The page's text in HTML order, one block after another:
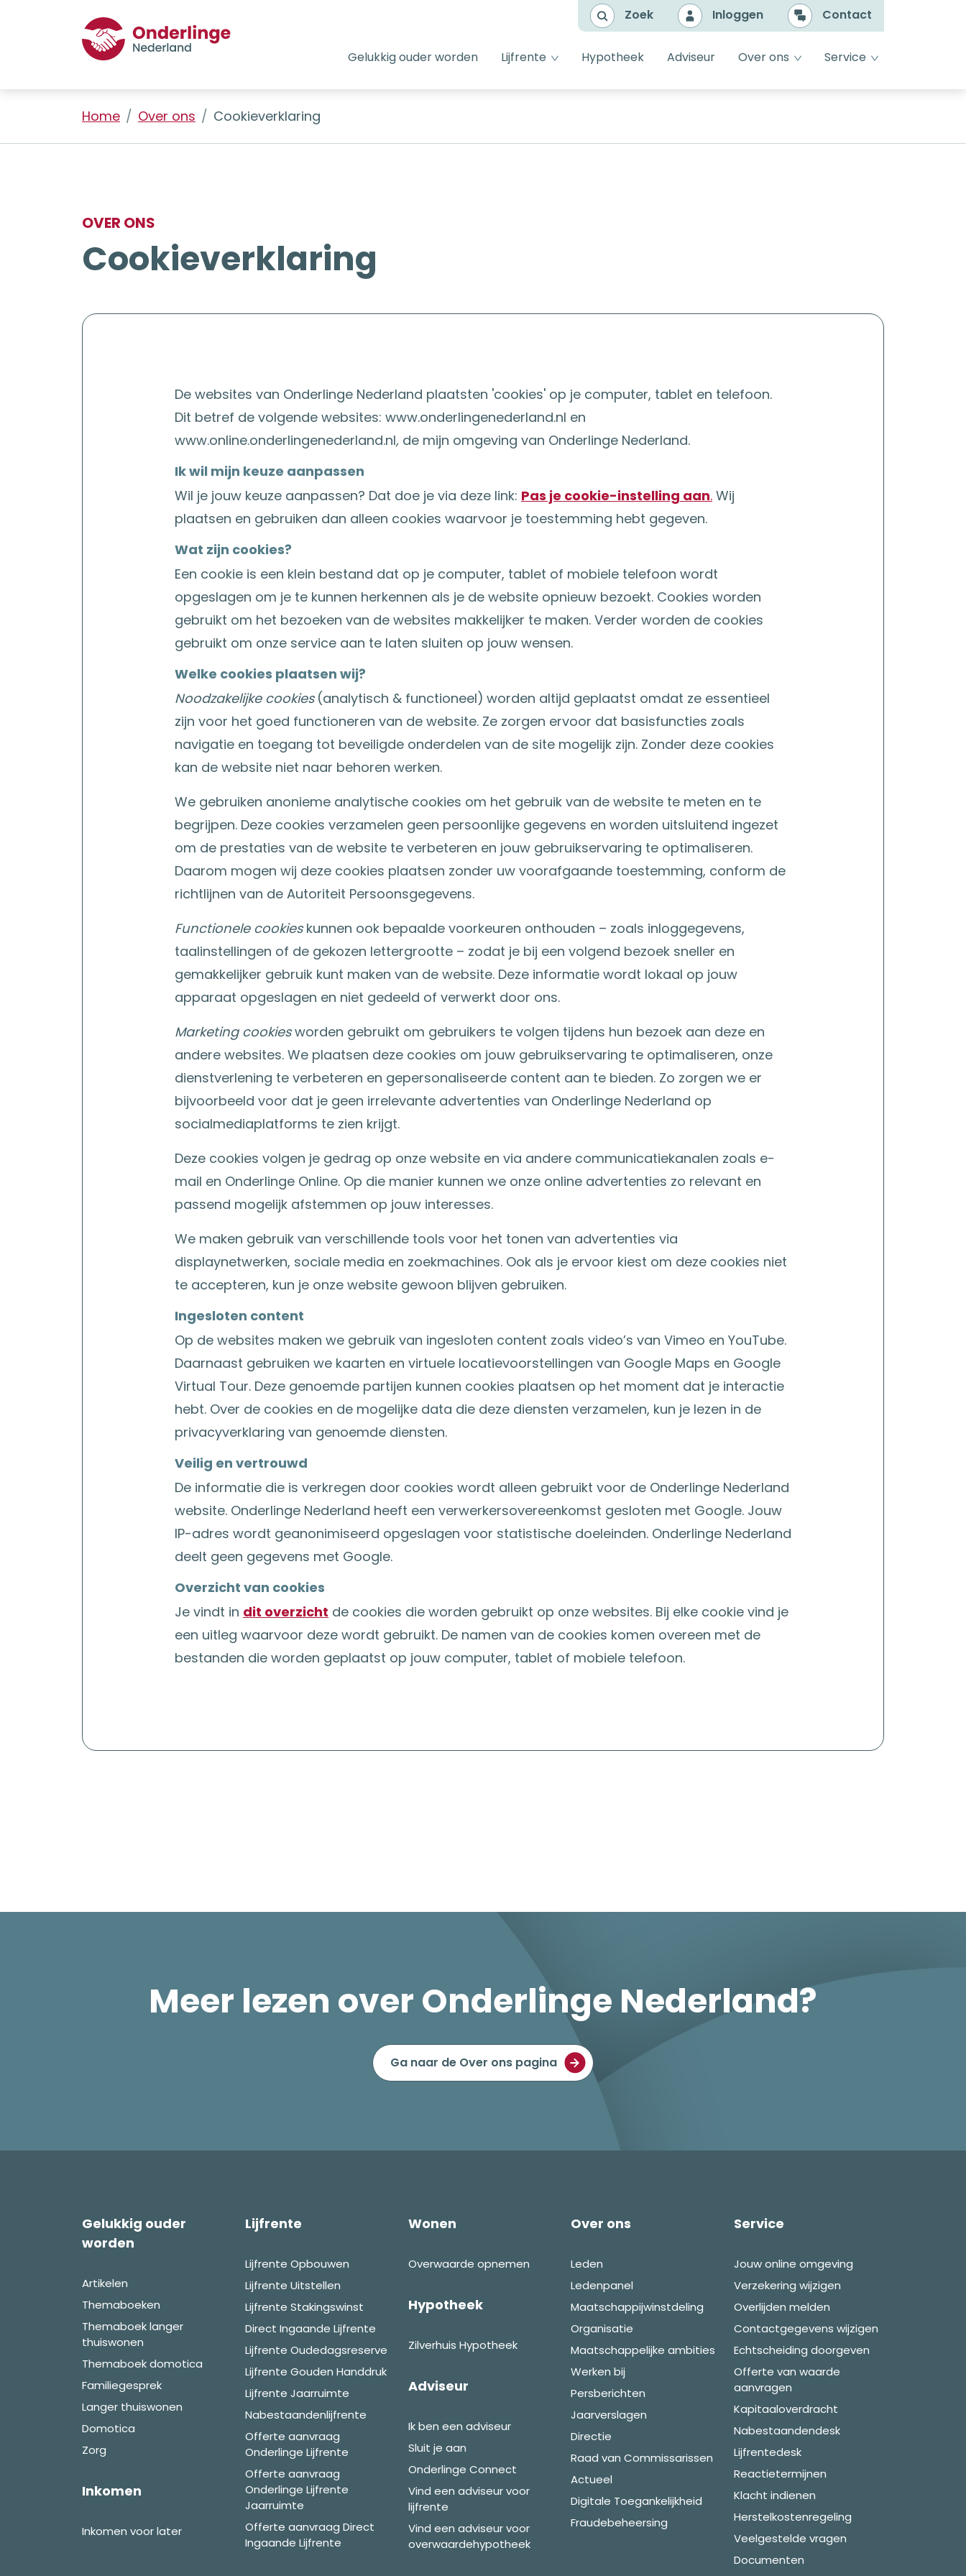
Zoek Inloggen Contact
Gelukkig ouder worden Lijfrente dropdown toggle
Hypotheek Adviseur Over ons dropdown toggle
Service dropdown toggle
Home Over ons Cookieverklaring
OVER ONS
Cookieverklaring
De websites van Onderlinge Nederland plaatsten 'cookies' op je computer, tablet en telefoon.
Dit betref de volgende websites: www.onderlingenederland.nl en
www.online.onderlingenederland.nl, de mijn omgeving van Onderlinge Nederland.
Ik wil mijn keuze aanpassen
Wil je jouw keuze aanpassen? Dat doe je via deze link: Pas je cookie-instelling aan. Wij
plaatsen en gebruiken dan alleen cookies waarvoor je toestemming hebt gegeven.
Wat zijn cookies?
Een cookie is een klein bestand dat op je computer, tablet of mobiele telefoon wordt
opgeslagen om je te kunnen herkennen als je de website opnieuw bezoekt. Cookies worden
gebruikt om het bezoeken van de websites makkelijker te maken. Verder worden de cookies
gebruikt om onze service aan te laten sluiten op jouw wensen.
Welke cookies plaatsen wij?
Noodzakelijke cookies (analytisch & functioneel) worden altijd geplaatst omdat ze essentieel
zijn voor het goed functioneren van de website. Ze zorgen ervoor dat basisfuncties zoals
navigatie en toegang tot beveiligde onderdelen van de site mogelijk zijn. Zonder deze cookies
kan de website niet naar behoren werken.
We gebruiken anonieme analytische cookies om het gebruik van de website te meten en te
begrijpen. Deze cookies verzamelen geen persoonlijke gegevens en worden uitsluitend ingezet
om de prestaties van de website te verbeteren en jouw gebruikservaring te optimaliseren.
Daarom mogen wij deze cookies plaatsen zonder uw voorafgaande toestemming, conform de
richtlijnen van de Autoriteit Persoonsgegevens.
Functionele cookieskunnen ook bepaalde voorkeuren onthouden – zoals inloggegevens,
taalinstellingen of de gekozen lettergrootte – zodat je bij een volgend bezoek sneller en
gemakkelijker gebruik kunt maken van de website. Deze informatie wordt lokaal op jouw
apparaat opgeslagen en niet gedeeld of verwerkt door ons.
Marketing cookiesworden gebruikt om gebruikers te volgen tijdens hun bezoek aan deze en
andere websites. We plaatsen deze cookies om jouw gebruikservaring te optimaliseren, onze
dienstverlening te verbeteren en gepersonaliseerde content aan te bieden. Zo zorgen we er
bijvoorbeeld voor dat je geen irrelevante advertenties van Onderlinge Nederland op
socialmediaplatforms te zien krijgt.
Deze cookies volgen je gedrag op onze website en via andere communicatiekanalen zoals e-
mail en Onderlinge Online. Op die manier kunnen we onze online advertenties zo relevant en
passend mogelijk afstemmen op jouw interesses.
We maken gebruik van verschillende tools voor het tonen van advertenties via
displaynetwerken, sociale media en zoekmachines. Ook als je ervoor kiest om deze cookies niet
te accepteren, kun je onze website gewoon blijven gebruiken.
Ingesloten content
Op de websites maken we gebruik van ingesloten content zoals video’s van Vimeo en YouTube.
Daarnaast gebruiken we kaarten en virtuele locatievoorstellingen van Google Maps en Google
Virtual Tour. Deze genoemde partijen kunnen cookies plaatsen op het moment dat je interactie
hebt. Over de cookies en de mogelijke data die deze diensten verzamelen, kun je lezen in de
privacyverklaring van genoemde diensten.
Veilig en vertrouwd
De informatie die is verkregen door cookies wordt alleen gebruikt voor de Onderlinge Nederland
website. Onderlinge Nederland heeft een verwerkersovereenkomst gesloten met Google. Jouw
IP-adres wordt geanonimiseerd opgeslagen voor statistische doeleinden. Onderlinge Nederland
deelt geen gegevens met Google.
Overzicht van cookies
Je vindt in dit overzicht de cookies die worden gebruikt op onze websites. Bij elke cookie vind je
een uitleg waarvoor deze wordt gebruikt. De namen van de cookies komen overeen met de
bestanden die worden geplaatst op jouw computer, tablet of mobiele telefoon.
Meer lezen over Onderlinge Nederland?
Ga naar de Over ons pagina
Gelukkig ouder
worden
Artikelen
Themaboeken
Themaboek langer
thuiswonen
Themaboek domotica
Familiegesprek
Langer thuiswonen
Domotica
Zorg
Inkomen
Inkomen voor later
Lijfrente
Lijfrente Opbouwen
Lijfrente Uitstellen
Lijfrente Stakingswinst
Direct Ingaande Lijfrente
Lijfrente Oudedagsreserve
Lijfrente Gouden Handdruk
Lijfrente Jaarruimte
Nabestaandenlijfrente
Offerte aanvraag
Onderlinge Lijfrente
Offerte aanvraag
Onderlinge Lijfrente
Jaarruimte
Offerte aanvraag Direct
Ingaande Lijfrente
Wonen
Overwaarde opnemen
Hypotheek
Zilverhuis Hypotheek
Adviseur
Ik ben een adviseur
Sluit je aan
Onderlinge Connect
Vind een adviseur voor
lijfrente
Vind een adviseur voor
overwaardehypotheek
Over ons
Leden
Ledenpanel
Maatschappijwinstdeling
Organisatie
Maatschappelijke ambities
Werken bij
Persberichten
Jaarverslagen
Directie
Raad van Commissarissen
Actueel
Digitale Toegankelijkheid
Fraudebeheersing
Service
Jouw online omgeving
Verzekering wijzigen
Overlijden melden
Contactgegevens wijzigen
Echtscheiding doorgeven
Offerte van waarde
aanvragen
Kapitaaloverdracht
Nabestaandendesk
Lijfrentedesk
Reactietermijnen
Klacht indienen
Herstelkostenregeling
Veelgestelde vragen
Documenten